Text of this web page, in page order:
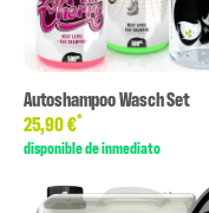
Autoshampoo Wasch Set
25,90 €*
disponible de inmediato